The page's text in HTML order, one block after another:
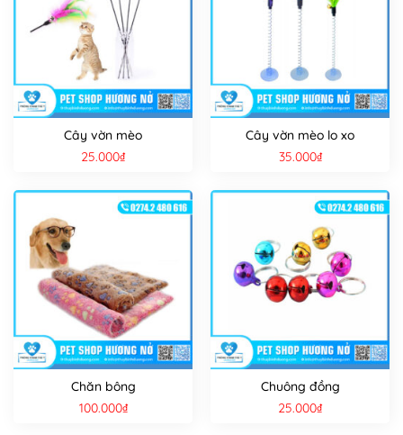
Cây vờn mèo
25.000₫
Cây vờn mèo lo xo
35.000₫
Chăn bông
100.000₫
Chuông đồng
25.000₫